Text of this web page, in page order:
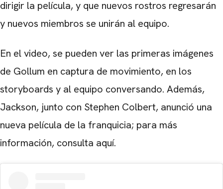
dirigir la película, y que nuevos rostros regresarán
y nuevos miembros se unirán al equipo.
En el video, se pueden ver las primeras imágenes
de Gollum en captura de movimiento, en los
storyboards y al equipo conversando. Además,
Jackson, junto con Stephen Colbert, anunció una
nueva película de la franquicia; para más
información, consulta aquí.